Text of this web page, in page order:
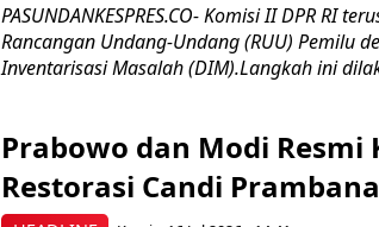
PASUNDANKESPRES.CO- Komisi II DPR RI
Rancangan Undang-Undang (RUU) Pemilu
Inventarisasi Masalah (DIM).Langkah ini
Prabowo dan Modi Resmi
Restorasi Candi